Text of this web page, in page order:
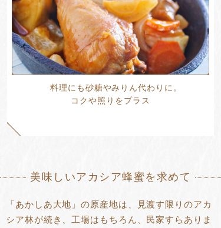
料理にも砂糖やみりん代わりに。
コクや照りをプラス
美味しいアカシア蜂蜜を求めて
「あかしあ大地」の原産地は、見渡す限りのアカ
シア林が続き、工場はもちろん、民家すらありま